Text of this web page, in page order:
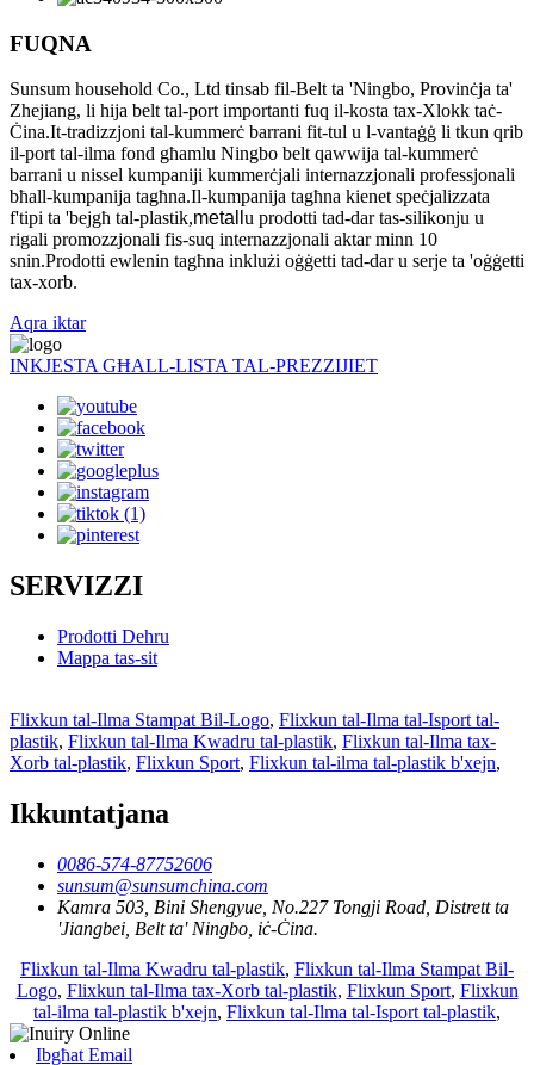
FUQNA
Sunsum household Co., Ltd tinsab fil-Belt ta 'Ningbo, Provinċja ta'
Zhejiang, li hija belt tal-port importanti fuq il-kosta tax-Xlokk taċ-
Ċina.It-tradizzjoni tal-kummerċ barrani fit-tul u l-vantaġġ li tkun qrib
il-port tal-ilma fond għamlu Ningbo belt qawwija tal-kummerċ
barrani u nissel kumpaniji kummerċjali internazzjonali professjonali
bħall-kumpanija tagħna.Il-kumpanija tagħna kienet speċjalizzata
f'tipi ta 'bejgħ tal-plastik,metall u prodotti tad-dar tas-silikonju u
rigali promozzjonali fis-suq internazzjonali aktar minn 10
snin.Prodotti ewlenin tagħna inklużi oġġetti tad-dar u serje ta 'oġġetti
tax-xorb.
Aqra iktar
INKJESTA GĦALL-LISTA TAL-PREZZIJIET
SERVIZZI
Prodotti Dehru
Mappa tas-sit
Flixkun tal-Ilma Stampat Bil-Logo, Flixkun tal-Ilma tal-Isport tal-
plastik, Flixkun tal-Ilma Kwadru tal-plastik, Flixkun tal-Ilma tax-
Xorb tal-plastik, Flixkun Sport, Flixkun tal-ilma tal-plastik b'xejn,
Ikkuntatjana
0086-574-87752606
sunsum@sunsumchina.com
Kamra 503, Bini Shengyue, No.227 Tongji Road, Distrett ta
'Jiangbei, Belt ta' Ningbo, iċ-Ċina.
Flixkun tal-Ilma Kwadru tal-plastik, Flixkun tal-Ilma Stampat Bil-
Logo, Flixkun tal-Ilma tax-Xorb tal-plastik, Flixkun Sport, Flixkun
tal-ilma tal-plastik b'xejn, Flixkun tal-Ilma tal-Isport tal-plastik,
Ibgħat Email